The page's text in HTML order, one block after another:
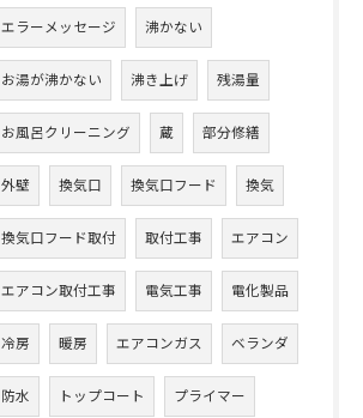
エラーメッセージ 沸かない
お湯が沸かない 沸き上げ 残湯量
お風呂クリーニング 蔵 部分修繕
外壁 換気口 換気口フード 換気
換気口フード取付 取付工事 エアコン
エアコン取付工事 電気工事 電化製品
冷房 暖房 エアコンガス ベランダ
防水 トップコート プライマー